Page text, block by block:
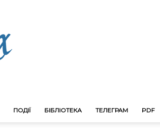
ПОДІЇ БІБЛІОТЕКА ТЕЛЕГРАМ PDF